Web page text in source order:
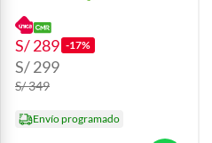
S/ 289 -17%
S/ 299
S/ 349
Envío programado